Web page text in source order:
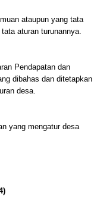
ataupun yang tata
aturan turunannya.
Pendapatan dan
dibahas dan ditetapkan
desa.
yang mengatur desa